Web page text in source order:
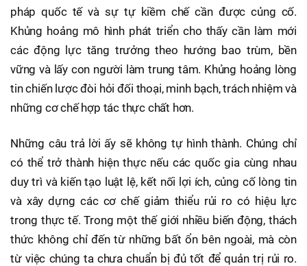
pháp quốc tế và sự tự kiềm chế cần được củng cố.
Khủng hoảng mô hình phát triển cho thấy cần làm mới
các động lực tăng trưởng theo hướng bao trùm, bền
vững và lấy con người làm trung tâm. Khủng hoảng lòng
tin chiến lược đòi hỏi đối thoại, minh bạch, trách nhiệm và
những cơ chế hợp tác thực chất hơn.
Những câu trả lời ấy sẽ không tự hình thành. Chúng chỉ
có thể trở thành hiện thực nếu các quốc gia cùng nhau
duy trì và kiến tạo luật lệ, kết nối lợi ích, củng cố lòng tin
và xây dựng các cơ chế giảm thiểu rủi ro có hiệu lực
trong thực tế. Trong một thế giới nhiều biến động, thách
thức không chỉ đến từ những bất ổn bên ngoài, mà còn
từ việc chúng ta chưa chuẩn bị đủ tốt để quản trị rủi ro.